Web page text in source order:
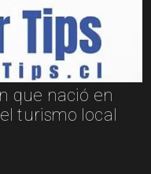
que nació en
turismo local